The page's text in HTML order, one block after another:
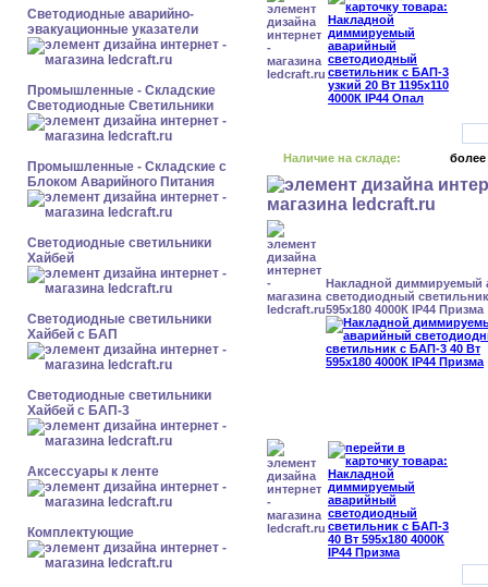
Светодиодные аварийно-
эвакуационные указатели
Промышленные - Складские
Светодиодные Светильники
Промышленные - Складские с
Блоком Аварийного Питания
Светодиодные светильники
Хайбей
Светодиодные светильники
Хайбей с БАП
Светодиодные светильники
Хайбей с БАП-3
Аксессуары к ленте
Комплектующие
Наличие на складе: более
Накладной диммируемый
светодиодный
595x180 4000К IP44 Призма